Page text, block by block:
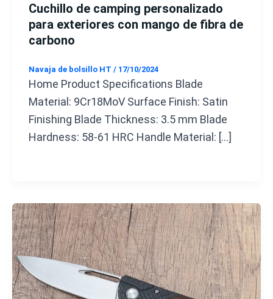
Cuchillo de camping personalizado
para exteriores con mango de fibra de
carbono
Navaja de bolsillo HT / 17/10/2024
Home Product Specifications Blade
Material: 9Cr18MoV Surface Finish: Satin
Finishing Blade Thickness: 3.5 mm Blade
Hardness: 58-61 HRC Handle Material: […]